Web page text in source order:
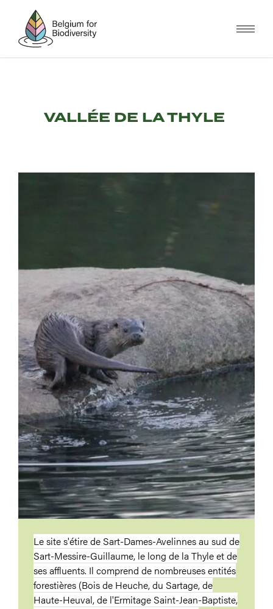
content
VALLÉE DE LA THYLE
Le site s'étire de Sart-Dames-Avelinnes au sud de
Sart-Messire-Guillaume, le long de la Thyle et de
ses affluents. Il comprend de nombreuses entités
forestières (Bois de Heuche, du Sartage, de
Haute-Heuval, de l'Ermitage Saint-Jean-Baptiste,